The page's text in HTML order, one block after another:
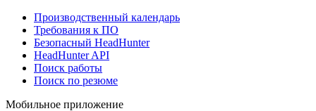
Производственный календарь
Требования к ПО
Безопасный HeadHunter
HeadHunter API
Поиск работы
Поиск по резюме
Мобильное приложение